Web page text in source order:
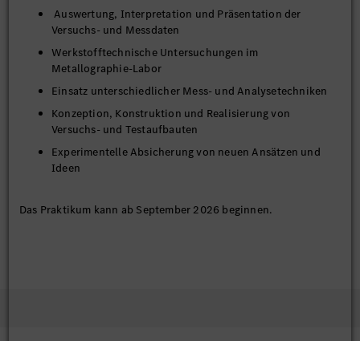
Auswertung, Interpretation und Präsentation der
Versuchs- und Messdaten
Werkstofftechnische Untersuchungen im
Metallographie-Labor
Einsatz unterschiedlicher Mess- und Analysetechniken
Konzeption, Konstruktion und Realisierung von
Versuchs- und Testaufbauten
Experimentelle Absicherung von neuen Ansätzen und
Ideen
Das Praktikum kann ab September 2026 beginnen.